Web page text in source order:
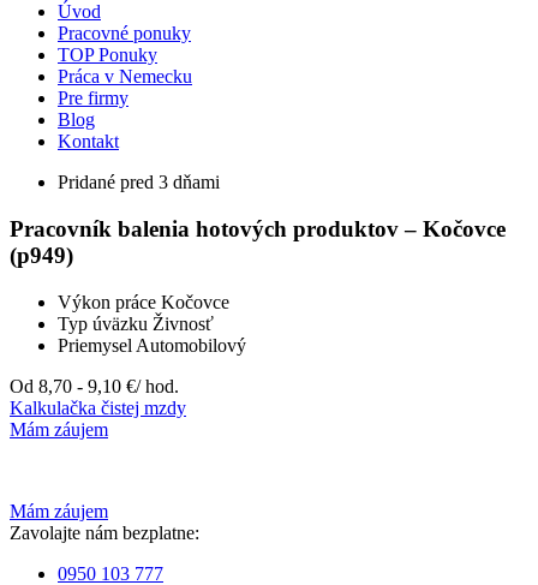
Úvod
Pracovné ponuky
TOP Ponuky
Práca v Nemecku
Pre firmy
Blog
Kontakt
Pridané pred 3 dňami
Pracovník balenia hotových produktov – Kočovce
(p949)
Výkon práce Kočovce
Typ úväzku Živnosť
Priemysel Automobilový
Od 8,70 - 9,10 €/ hod.
Kalkulačka čistej mzdy
Mám záujem
Mám záujem
Zavolajte nám bezplatne:
0950 103 777